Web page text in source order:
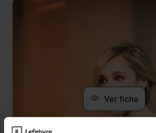
Ver ficha